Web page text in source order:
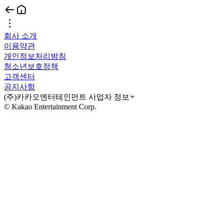
회사 소개
이용약관
개인정보처리방침
청소년보호정책
고객센터
공지사항
(주)카카오엔터테인먼트 사업자 정보
© Kakao Entertainment Corp.